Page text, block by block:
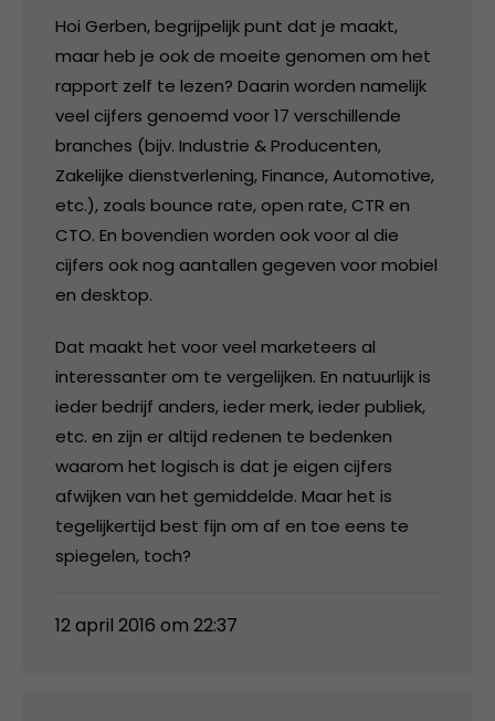
Hoi Gerben, begrijpelijk punt dat je maakt,
maar heb je ook de moeite genomen om het
rapport zelf te lezen? Daarin worden namelijk
veel cijfers genoemd voor 17 verschillende
branches (bijv. Industrie & Producenten,
Zakelijke dienstverlening, Finance, Automotive,
etc.), zoals bounce rate, open rate, CTR en
CTO. En bovendien worden ook voor al die
cijfers ook nog aantallen gegeven voor mobiel
en desktop.
Dat maakt het voor veel marketeers al
interessanter om te vergelijken. En natuurlijk is
ieder bedrijf anders, ieder merk, ieder publiek,
etc. en zijn er altijd redenen te bedenken
waarom het logisch is dat je eigen cijfers
afwijken van het gemiddelde. Maar het is
tegelijkertijd best fijn om af en toe eens te
spiegelen, toch?
12 april 2016 om 22:37